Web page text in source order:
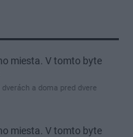
miesta. V tomto byte
a doma pred dvere
miesta. V tomto byte